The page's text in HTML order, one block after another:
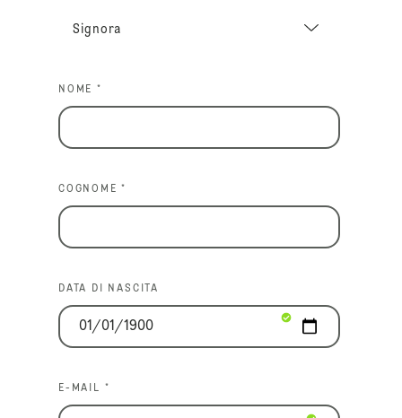
NOME *
COGNOME *
DATA DI NASCITA
E-MAIL *